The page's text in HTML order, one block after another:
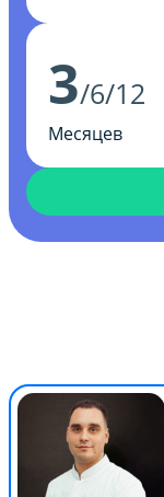
3/6/12
Месяцев